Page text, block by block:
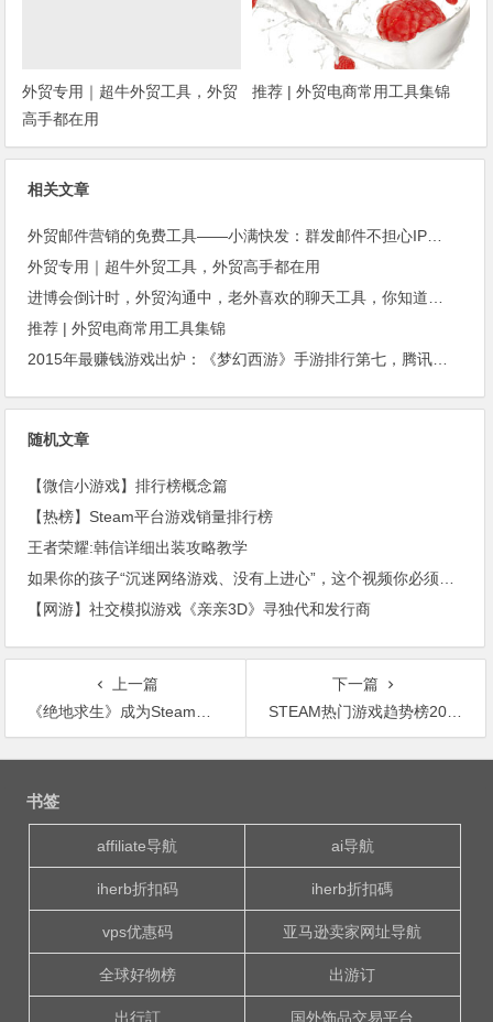
外贸专用｜超牛外贸工具，外贸
高手都在用
推荐 | 外贸电商常用工具集锦
相关文章
外贸邮件营销的免费工具——小满快发：群发邮件不担心IP被封
外贸专用｜超牛外贸工具，外贸高手都在用
进博会倒计时，外贸沟通中，老外喜欢的聊天工具，你知道几种？
推荐 | 外贸电商常用工具集锦
2015年最赚钱游戏出炉：《梦幻西游》手游排行第七，腾讯总收入进前三
随机文章
【微信小游戏】排行榜概念篇
【热榜】Steam平台游戏销量排行榜
王者荣耀:韩信详细出装攻略教学
如果你的孩子“沉迷网络游戏、没有上进心”，这个视频你必须看！
【网游】社交模拟游戏《亲亲3D》寻独代和发行商
上一篇
《绝地求生》成为Steam平台最热门游戏，创下玩家同时在线（CCU）新记录
下一篇
STEAM热门游戏趋势榜2016年第7期 日呆统治的恐惧
文
书签
affiliate导航 ai导航
iherb折扣码 iherb折扣碼
vps优惠码 亚马逊卖家网址导航
全球好物榜 出游订
出行訂 国外饰品交易平台